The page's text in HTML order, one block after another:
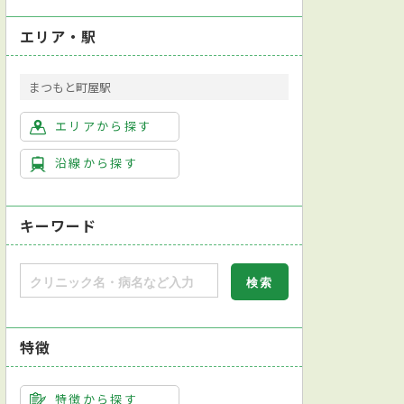
エリア・駅
まつもと町屋駅
エリアから探す
沿線から探す
キーワード
特徴
特徴から探す